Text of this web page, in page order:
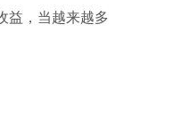
益，当越来越多